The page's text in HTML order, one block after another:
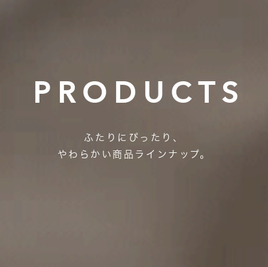
P R O D U C T S
ふたりにぴったり、
やわらかい商品ラインナップ。